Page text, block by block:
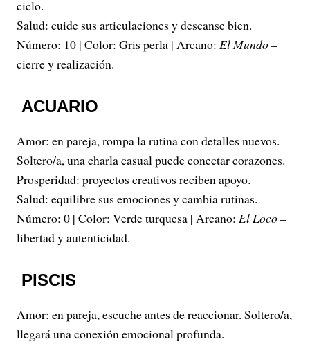
ciclo.
Salud: cuide sus articulaciones y descanse bien.
Número: 10 | Color: Gris perla | Arcano: El Mundo–
cierre y realización.
ACUARIO
Amor: en pareja, rompa la rutina con detalles nuevos.
Soltero/a, una charla casual puede conectar corazones.
Prosperidad: proyectos creativos reciben apoyo.
Salud: equilibre sus emociones y cambia rutinas.
Número: 0 | Color: Verde turquesa | Arcano: El Loco–
libertad y autenticidad.
PISCIS
Amor: en pareja, escuche antes de reaccionar. Soltero/a,
llegará una conexión emocional profunda.